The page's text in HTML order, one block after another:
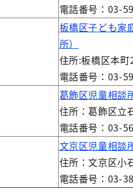
電話番号：03-
板橋区子ども家
所）
住所:板橋区本
電話番号：03-
葛飾区児童相談
住所：葛飾区立
電話番号：03-
文京区児童相談
住所：文京区小
電話番号：03-